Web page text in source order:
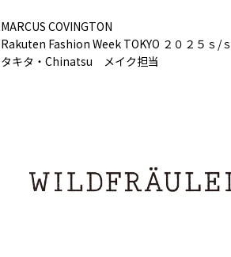
MARCUS COVINGTON
Rakuten Fashion Week TOKYO ２０２５ｓ/ｓ
タキタ・Chinatsu メイク担当